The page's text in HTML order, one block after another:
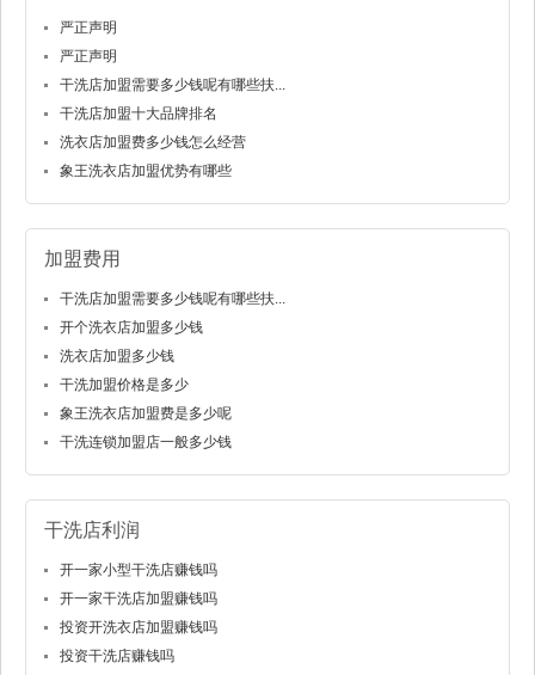
严正声明
严正声明
干洗店加盟需要多少钱呢有哪些扶...
干洗店加盟十大品牌排名
洗衣店加盟费多少钱怎么经营
象王洗衣店加盟优势有哪些
加盟费用
干洗店加盟需要多少钱呢有哪些扶...
开个洗衣店加盟多少钱
洗衣店加盟多少钱
干洗加盟价格是多少
象王洗衣店加盟费是多少呢
干洗连锁加盟店一般多少钱
干洗店利润
开一家小型干洗店赚钱吗
开一家干洗店加盟赚钱吗
投资开洗衣店加盟赚钱吗
投资干洗店赚钱吗